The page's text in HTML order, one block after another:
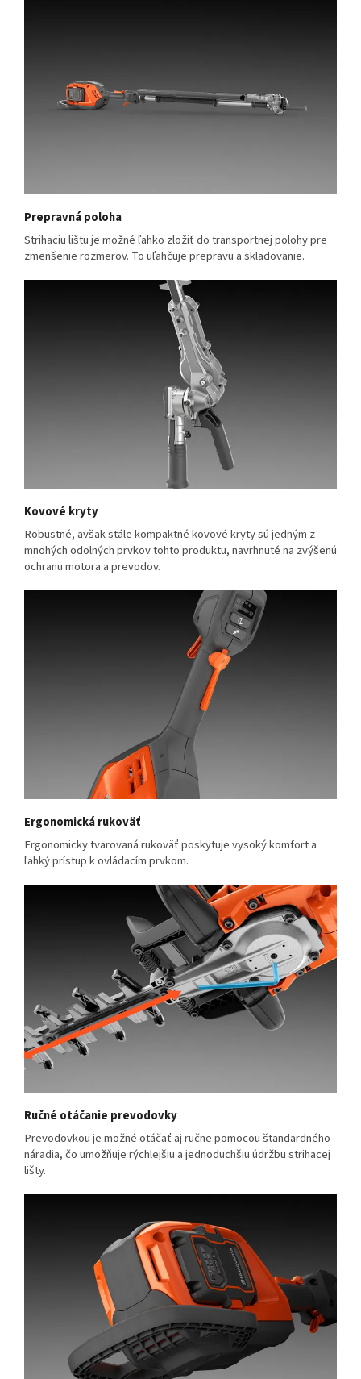
Prepravná poloha
Strihaciu lištu je možné ľahko zložiť do transportnej polohy pre
zmenšenie rozmerov. To uľahčuje prepravu a skladovanie.
Kovové kryty
Robustné, avšak stále kompaktné kovové kryty sú jedným z
mnohých odolných prvkov tohto produktu, navrhnuté na zvýšenú
ochranu motora a prevodov.
Ergonomická rukoväť
Ergonomicky tvarovaná rukoväť poskytuje vysoký komfort a
ľahký prístup k ovládacím prvkom.
Ručné otáčanie prevodovky
Prevodovkou je možné otáčať aj ručne pomocou štandardného
náradia, čo umožňuje rýchlejšiu a jednoduchšiu údržbu strihacej
lišty.